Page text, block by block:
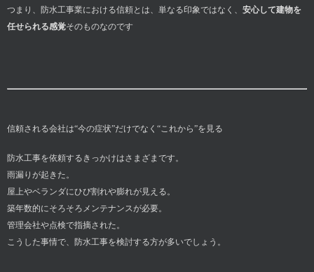
つまり、防水工事業における信頼とは、単なる印象ではなく、 安心して建物を
任せられる感覚そのものなのです
信頼される会社は“今の症状”だけでなく“これから”を見る
防水工事を依頼するきっかけはさまざまです。
雨漏りが起きた。
屋上やベランダにひび割れや膨れが見える。
築年数的にそろそろメンテナンスが必要。
管理会社や点検で指摘された。
こうした事情で、防水工事を検討する方が多いでしょう。